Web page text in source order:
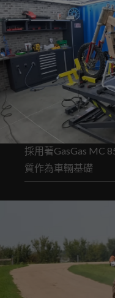
採用著GasGas MC
質作為車輛基礎